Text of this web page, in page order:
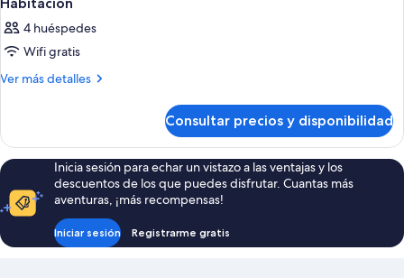
4 huéspedes
Wifi gratis
Ver más detalles
Más
Consultar precios y disponibilidad
Inicia sesión para echar un vistazo a las ventajas y los
descuentos de los que puedes disfrutar. Cuantas más
aventuras, ¡más recompensas!
Iniciar sesión Registrarme gratis